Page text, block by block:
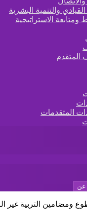
والتنمية البشرية
الاستراتيجية
المتقدم
المتقدمات
عن
ومضامين التربية غير